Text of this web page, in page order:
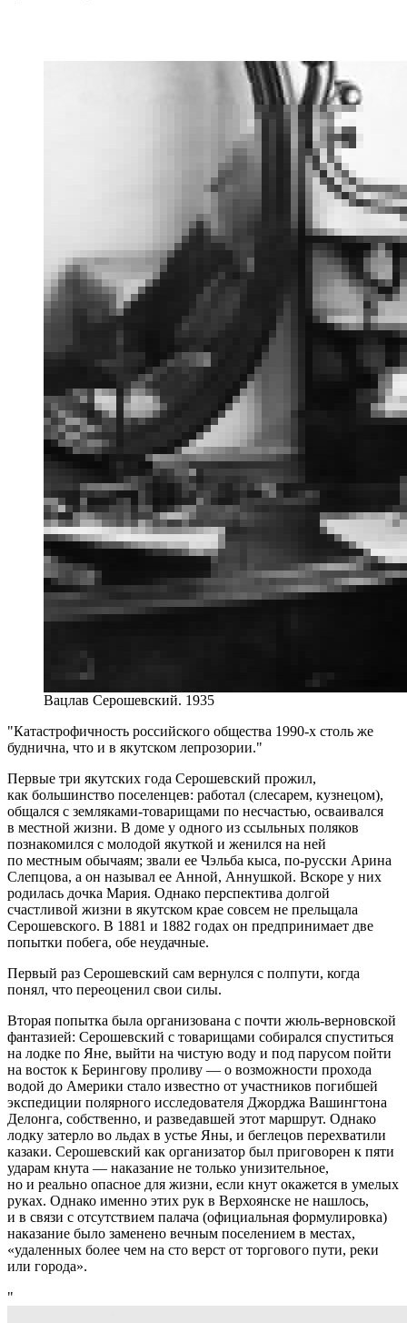
Вацлав Серошевский. 1935
Катастрофичность российского общества 1990-х столь же
буднична, что и в якутском лепрозории.
Первые три якутских года Серошевский прожил,
как большинство поселенцев: работал (слесарем, кузнецом),
общался с земляками‐товарищами по несчастью, осваивался
в местной жизни. В доме у одного из ссыльных поляков
познакомился с молодой якуткой и женился на ней
по местным обычаям; звали ее Чэльба кыса, по‐русски Арина
Слепцова, а он называл ее Анной, Аннушкой. Вскоре у них
родилась дочка Мария. Однако перспектива долгой
счастливой жизни в якутском крае совсем не прельщала
Серошевского. В 1881 и 1882 годах он предпринимает две
попытки побега, обе неудачные.
Первый раз Серошевский сам вернулся с полпути, когда
понял, что переоценил свои силы.
Вторая попытка была организована с почти жюль‐верновской
фантазией: Серошевский с товарищами собирался спуститься
на лодке по Яне, выйти на чистую воду и под парусом пойти
на восток к Берингову проливу — о возможности прохода
водой до Америки стало известно от участников погибшей
экспедиции полярного исследователя Джорджа Вашингтона
Делонга, собственно, и разведавшей этот маршрут. Однако
лодку затерло во льдах в устье Яны, и беглецов перехватили
казаки. Серошевский как организатор был приговорен к пяти
ударам кнута — наказание не только унизительное,
но и реально опасное для жизни, если кнут окажется в умелых
руках. Однако именно этих рук в Верхоянске не нашлось,
и в связи с отсутствием палача (официальная формулировка)
наказание было заменено вечным поселением в местах,
«удаленных более чем на сто верст от торгового пути, реки
или города».